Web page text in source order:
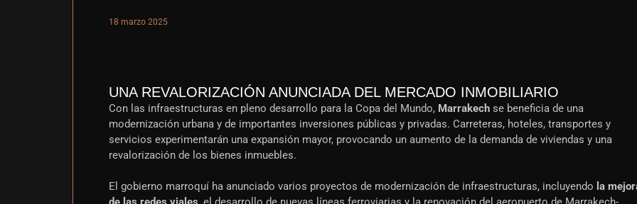
18 marzo 2025
UNA REVALORIZACIÓN ANUNCIADA DEL MERCADO INMOBILIARIO
Con las infraestructuras en pleno desarrollo para la Copa del Mundo, Marrakech se beneficia de una
modernización urbana y de importantes inversiones públicas y privadas. Carreteras, hoteles, transportes y
servicios experimentarán una expansión mayor, provocando un aumento de la demanda de viviendas y una
revalorización de los bienes inmuebles.
El gobierno marroquí ha anunciado varios proyectos de modernización de infraestructuras, incluyendo la